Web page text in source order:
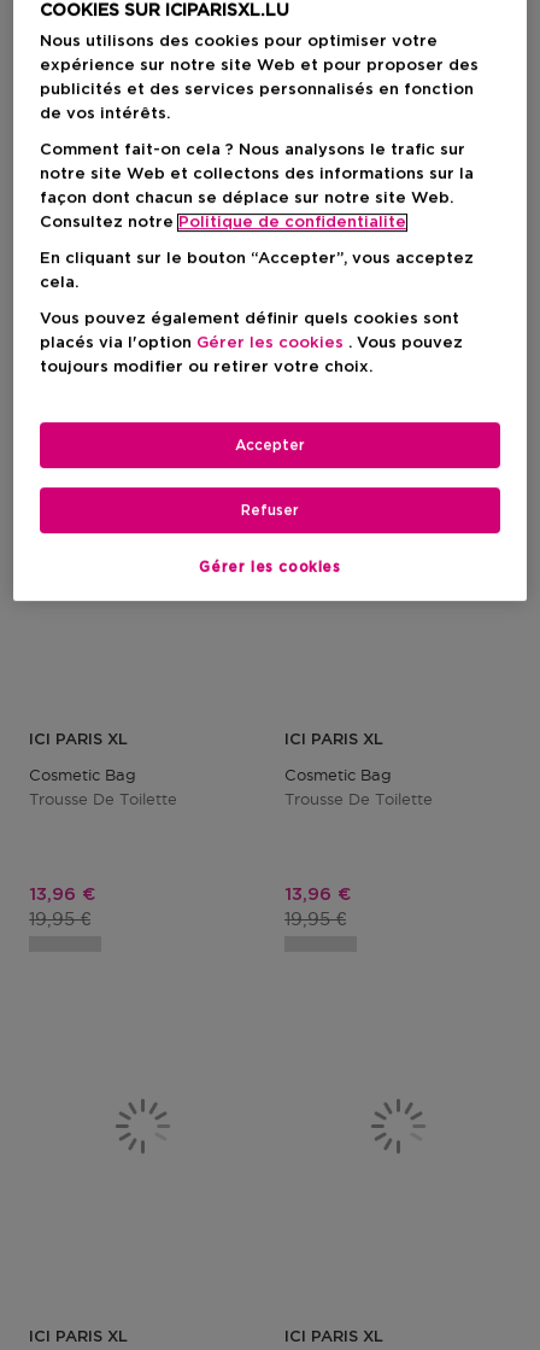
ICI PARIS XL
Bath Puff
Puff De Bain
Prix du produit
2,95 €
ICI PARIS XL
Bath Puff
Puff De Bain
Prix du produit
2,95 €
ICI PARIS XL
Cosmetic Bag
Trousse De Toilette
Prix promotionnel
13,96 €
Prix du produit
19,95 €
ICI PARIS XL
Cosmetic Bag
Trousse De Toilette
Prix promotionnel
13,96 €
Prix du produit
19,95 €
ICI PARIS XL ICI PARIS XL
COOKIES SUR ICIPARISXL.LU
Nous utilisons des cookies pour optimiser votre
expérience sur notre site Web et pour proposer des
publicités et des services personnalisés en fonction
de vos intérêts.
Comment fait-on cela ? Nous analysons le trafic sur
notre site Web et collectons des informations sur la
façon dont chacun se déplace sur notre site Web.
Consultez notre Politique de confidentialite
En cliquant sur le bouton “Accepter”, vous acceptez
cela.
Vous pouvez également définir quels cookies sont
placés via l'option Gérer les cookies . Vous pouvez
toujours modifier ou retirer votre choix.
Gérer les cookies
Refuser
Accepter